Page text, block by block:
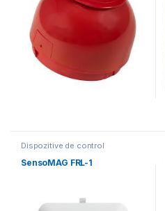
Dispozitive de control
SensoMAG FRL-1